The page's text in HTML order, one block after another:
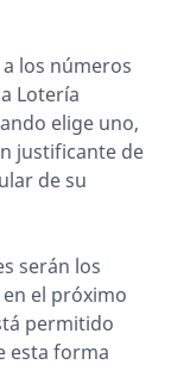
los números
Lotería
elige uno,
justificante de
de su
serán los
el próximo
permitido
esta forma